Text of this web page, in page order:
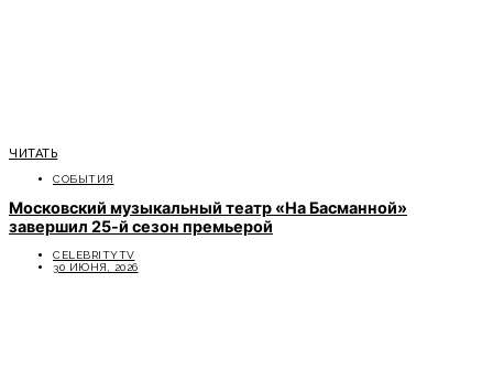
ЧИТАТЬ
СОБЫТИЯ
Московский музыкальный театр «На Басманной»
завершил 25-й сезон премьерой
CELEBRITYTV
30 ИЮНЯ, 2026